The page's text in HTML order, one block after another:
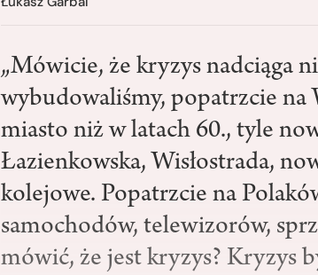
„Mówicie, że kryzys nadciąga
wybudowaliśmy, popatrzcie na
miasto niż w latach 60., tyle
Łazienkowska, Wisłostrada,
kolejowe. Popatrzcie na
samochodów, telewizorów,
mówić, że jest kryzys? Kryzys